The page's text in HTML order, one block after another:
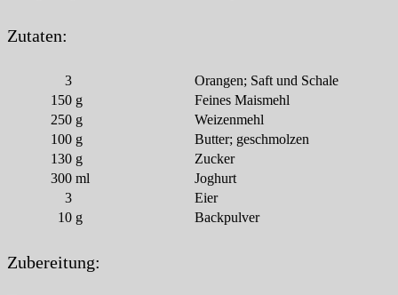
Zutaten:
3
Orangen; Saft und Schale
150 g
Feines Maismehl
250 g
Weizenmehl
100 g
Butter; geschmolzen
130 g
Zucker
300 ml
Joghurt
3
Eier
10 g Backpulver
Zubereitung: